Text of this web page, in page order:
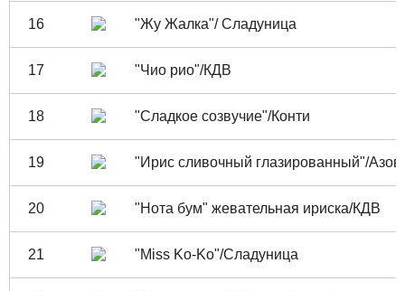
16 "Жу Жалка"/ Сладуница
17 "Чио рио"/КДВ
18 "Сладкое созвучие"/Конти
19 "Ирис сливочный глазированный"/
20 "Нота бум" жевательная ириска/КДВ
21 "Miss Ko-Ko"/Сладуница